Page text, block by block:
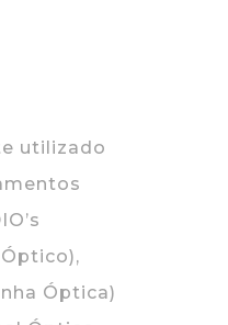
utilizado
Óptica)